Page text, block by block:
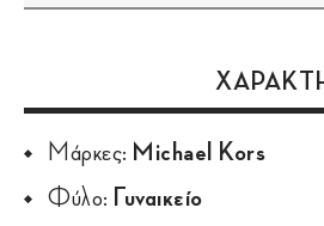
Μάρκες: Michael Kors
Φύλο:
Γυναικείο